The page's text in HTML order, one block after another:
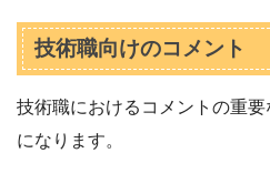
技術職向けのコメント
技術職におけるコメントの重
になります。